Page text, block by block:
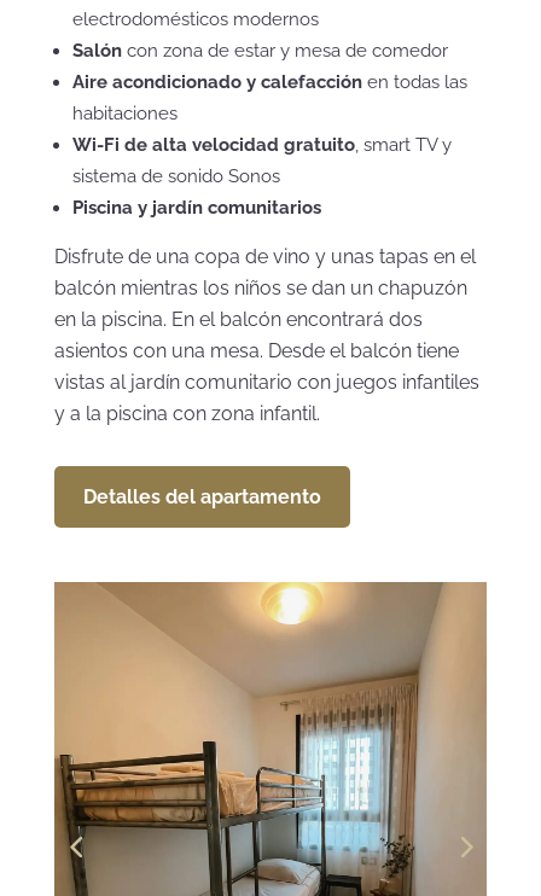
electrodomésticos modernos
Salóncon zona de estar y mesa de comedor
Aire acondicionado y calefacciónen todas las
habitaciones
Wi-Fi de alta velocidad gratuito, smart TV y
sistema de sonido Sonos
Piscina y jardín comunitarios
Disfrute de una copa de vino y unas tapas en el
balcón mientras los niños se dan un chapuzón
en la piscina. En el balcón encontrará dos
asientos con una mesa. Desde el balcón tiene
vistas al jardín comunitario con juegos infantiles
y a la piscina con zona infantil.
Detalles del apartamento